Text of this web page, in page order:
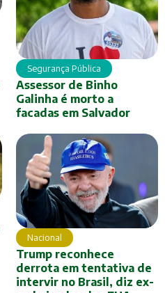
Segurança Pública
Assessor de Binho
Galinha é morto a
facadas em Salvador
Nacional
Trump reconhece
derrota em tentativa de
intervir no Brasil, diz ex-